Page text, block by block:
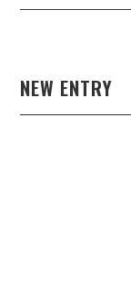
NEW ENTRY